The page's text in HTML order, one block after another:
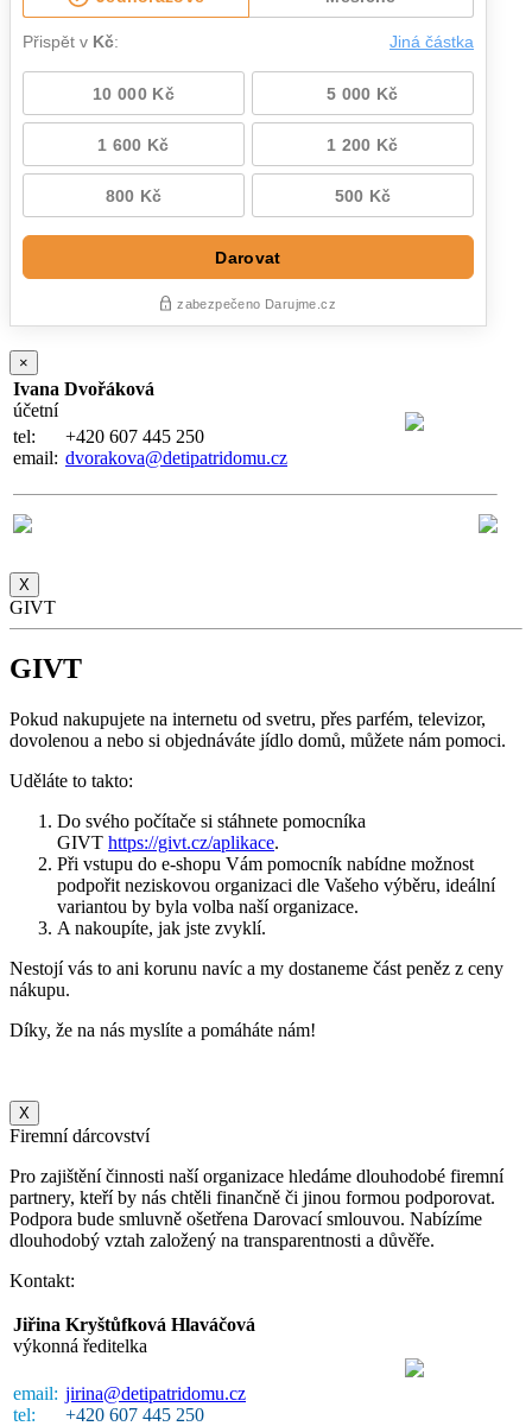
×
Ivana Dvořáková
účetní
tel:
email:
+420 607 445 250
dvorakova@detipatridomu.cz
X
GIVT
GIVT
Pokud nakupujete na internetu od svetru, přes parfém, televizor,
dovolenou a nebo si objednáváte jídlo domů, můžete nám pomoci.
Uděláte to takto:
Do svého počítače si stáhnete pomocníka
GIVT https://givt.cz/aplikace.
Při vstupu do e-shopu Vám pomocník nabídne možnost
podpořit neziskovou organizaci dle Vašeho výběru, ideální
variantou by byla volba naší organizace.
A nakoupíte, jak jste zvyklí.
Nestojí vás to ani korunu navíc a my dostaneme část peněz z ceny
nákupu.
Díky, že na nás myslíte a pomáháte nám!
X
Firemní dárcovství
Pro zajištění činnosti naší organizace hledáme dlouhodobé firemní
partnery, kteří by nás chtěli finančně či jinou formou podporovat.
Podpora bude smluvně ošetřena Darovací smlouvou. Nabízíme
dlouhodobý vztah založený na transparentnosti a důvěře.
Kontakt:
Jiřina Kryštůfková Hlaváčová
výkonná ředitelka
email:
tel:
jirina@detipatridomu.cz
+420 607 445 250